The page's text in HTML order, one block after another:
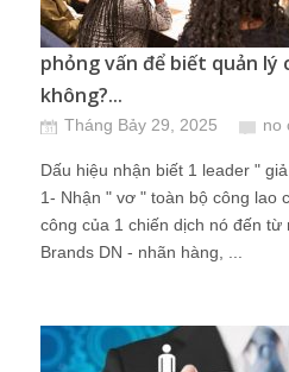
phỏng vấn để biết quản lý
không?...
Tháng Bảy 29, 2025 no
Dấu hiệu nhận biết 1 leader "
1- Nhận " vơ " toàn bộ công lao
công của 1 chiến dịch nó đến từ
Brands DN - nhãn hàng, ...